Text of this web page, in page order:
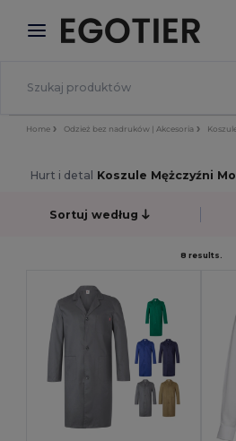
× Aplikacja Egotier
Lepsze ceny w aplikacji!
Home Odzież bez nadruków | Akcesoria
Hurt i detal Koszule Mężczyźni
Sortuj według
8 results.